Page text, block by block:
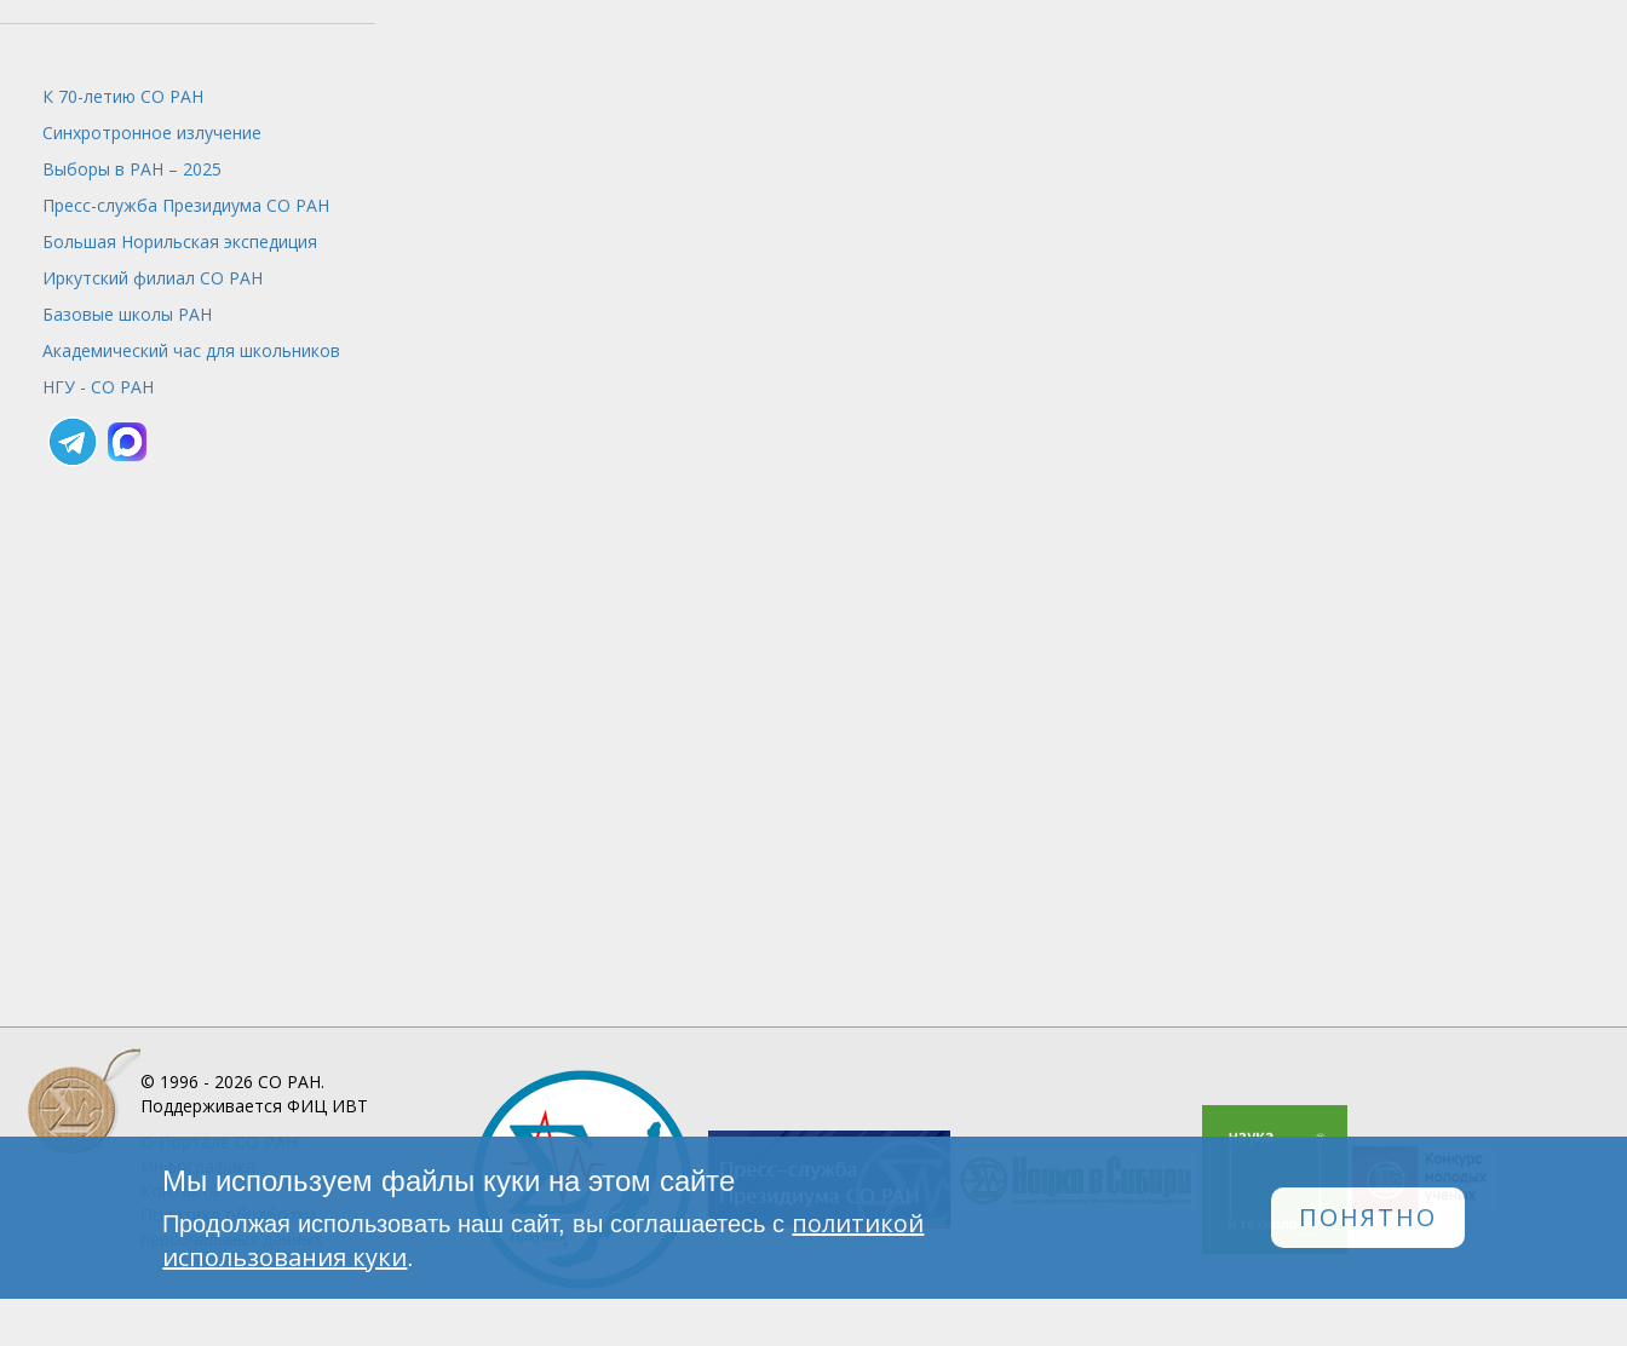
К 70-летию СО РАН
Синхротронное излучение
Выборы в РАН – 2025
Пресс-служба Президиума СО РАН
Большая Норильская экспедиция
Иркутский филиал СО РАН
Базовые школы РАН
Академический час для школьников
НГУ - СО РАН
© 1996 - 2026 СО РАН.
Поддерживается ФИЦ ИВТ
О ПорталеСО РАН
Инфографика
Контакты
Политика обработки
персональных данных
Мы используем файлы куки на этом сайте
Продолжая использовать наш сайт, вы соглашаетесь с политикой
использования куки.
ПОНЯТНО